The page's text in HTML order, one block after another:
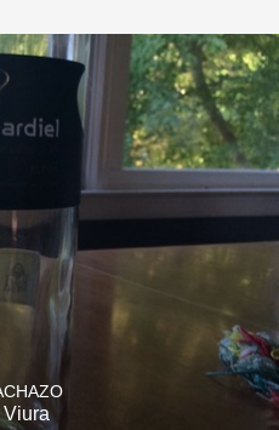
Viura